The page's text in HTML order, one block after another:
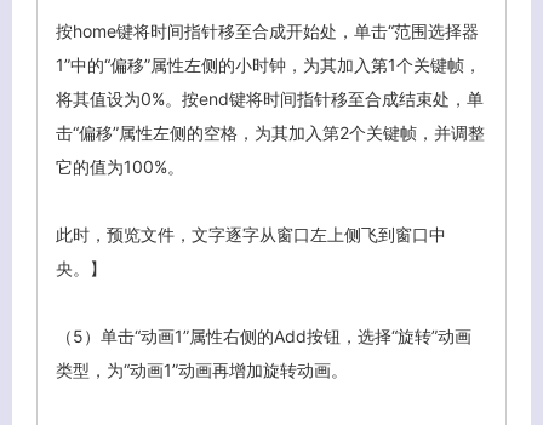
按home键将时间指针移至合成开始处，单击“范围选择器
1”中的“偏移”属性左侧的小时钟，为其加入第1个关键帧，
将其值设为0%。按end键将时间指针移至合成结束处，单
击“偏移”属性左侧的空格，为其加入第2个关键帧，并调整
它的值为100%。
此时，预览文件，文字逐字从窗口左上侧飞到窗口中
央。】
（5）单击“动画1”属性右侧的Add按钮，选择“旋转”动画
类型，为“动画1”动画再增加旋转动画。